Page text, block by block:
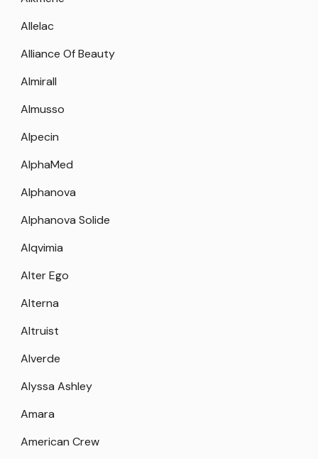
Allelac
Alliance Of Beauty
Almirall
Almusso
Alpecin
AlphaMed
Alphanova
Alphanova Solide
Alqvimia
Alter Ego
Alterna
Altruist
Alverde
Alyssa Ashley
Amara
American Crew